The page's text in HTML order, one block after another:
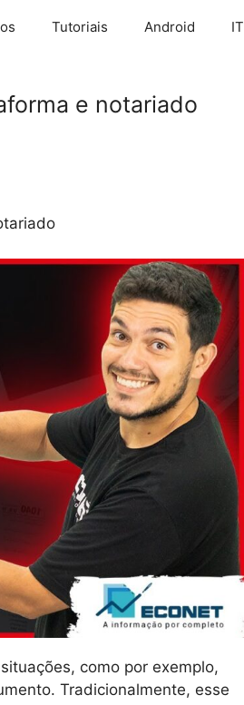
Tutoriais Android IT
e notariado
como por exemplo,
Tradicionalmente, esse